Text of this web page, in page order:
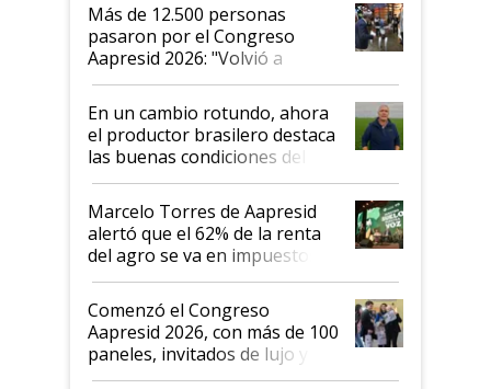
Más de 12.500 personas
pasaron por el Congreso
Aapresid 2026: "Volvió a
demostrar que hablar del
suelo es hablar de todo el
sistema productivo"
En un cambio rotundo, ahora
el productor brasilero destaca
las buenas condiciones del
agro argentino para invertir:
"Los veo más motivados"
Marcelo Torres de Aapresid
alertó que el 62% de la renta
del agro se va en impuestos:
"No es bueno que en
Argentina se sigan discutiendo
las mismas cosas de hace 50
años"
Comenzó el Congreso
Aapresid 2026, con más de 100
paneles, invitados de lujo y
todas las tendencias